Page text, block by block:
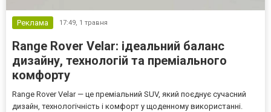
Реклама 17:49, 1 травня
Range Rover Velar: ідеальний баланс
дизайну, технологій та преміального
комфорту
Range Rover Velar — це преміальний SUV, який поєднує сучасний
дизайн, технологічність і комфорт у щоденному використанні.